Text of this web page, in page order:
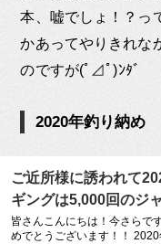
本、嘘でしょ！？っ
かあってやりきれな
のですが(ﾟ⊿ﾟ)ﾝﾀﾞ
2020年釣り納め
ご近所様に誘われて
ギングは5,000回のジ
トのみ！でも、、 –
皆さんこんにちは！今さらで
めでとうございます！！